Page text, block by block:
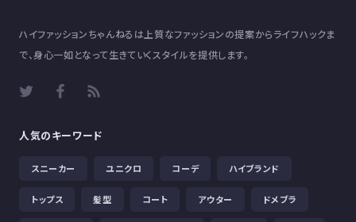
ハイファッションちゃんねるは上質なファッションの提案からライフハックま
で、身心一如となって生きていくスタイルを提供します。
人気のキーワード
スニーカー ユニクロ コーデ ハイブランド
トップス 髪型 コート アウター ドメブラ